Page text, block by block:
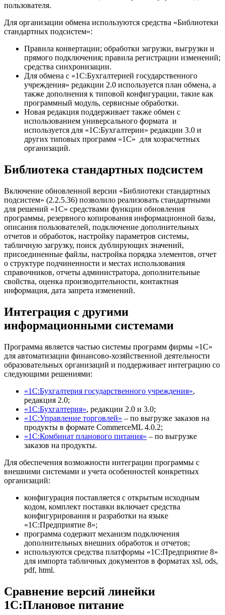
пользователя.
Для организации обмена используются средства «Библиотеки
стандартных подсистем»:
Правила конвертации; обработки загрузки, выгрузки и
прямого подключения; правила регистрации изменений;
средства синхронизации.
Для обмена с «1С:Бухгалтерией государственного
учреждения» редакции 2.0 используется план обмена, а
также дополнения к типовой конфигурации, такие как
программный модуль, сервисные обработки.
Новая редакция поддерживает также обмен с
использованием универсального формата и
используется для «1С:Бухгалтерии» редакции 3.0 и
других типовых программ «1С» для хозрасчетных
организаций.
Библиотека стандартных подсистем
Включение обновленной версии «Библиотеки стандартных
подсистем» (2.2.5.36) позволило реализовать стандартными
для решений «1С» средствами функции обновления
программы, резервного копирования информационной базы,
описания пользователей, подключение дополнительных
отчетов и обработок, настройку параметров системы,
табличную загрузку, поиск дублирующих значений,
присоединенные файлы, настройка порядка элементов, отчет
о структуре подчиненности и местах использования
справочников, отчеты администратора, дополнительные
свойства, оценка производительности, контактная
информация, дата запрета изменений.
Интеграция с другими
информационными системами
Программа является частью системы программ фирмы «1С»
для автоматизации финансово-хозяйственной деятельности
образовательных организаций и поддерживает интеграцию со
следующими решениями:
«1C:Бухгалтерия государственного учреждения»,
редакция 2.0;
«1С:Бухгалтерия», редакции 2.0 и 3.0;
«1С:Управление торговлей» – по выгрузке заказов на
продукты в формате CommerceML 4.0.2;
«1С:Комбинат планового питания» – по выгрузке
заказов на продукты.
Для обеспечения возможности интеграции программы с
внешними системами и учета особенностей конкретных
организаций:
конфигурация поставляется с открытым исходным
кодом, комплект поставки включает средства
конфигурирования и разработки на языке
«1С:Предприятие 8»;
программа содержит механизм подключения
дополнительных внешних обработок и отчетов;
используются средства платформы «1С:Предприятие 8»
для импорта табличных документов в форматах xsl, ods,
pdf, html.
Сравнение версий линейки
1С:Плановое питание